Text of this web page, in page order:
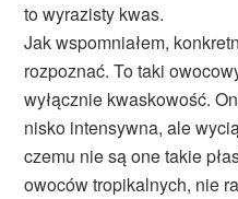
to wyrazisty kwas.
Jak wspomniałem,
rozpoznać. To taki
wyłącznie kwaskowość.
nisko intensywna, ale
czemu nie są one takie
owoców tropikalnych, nie